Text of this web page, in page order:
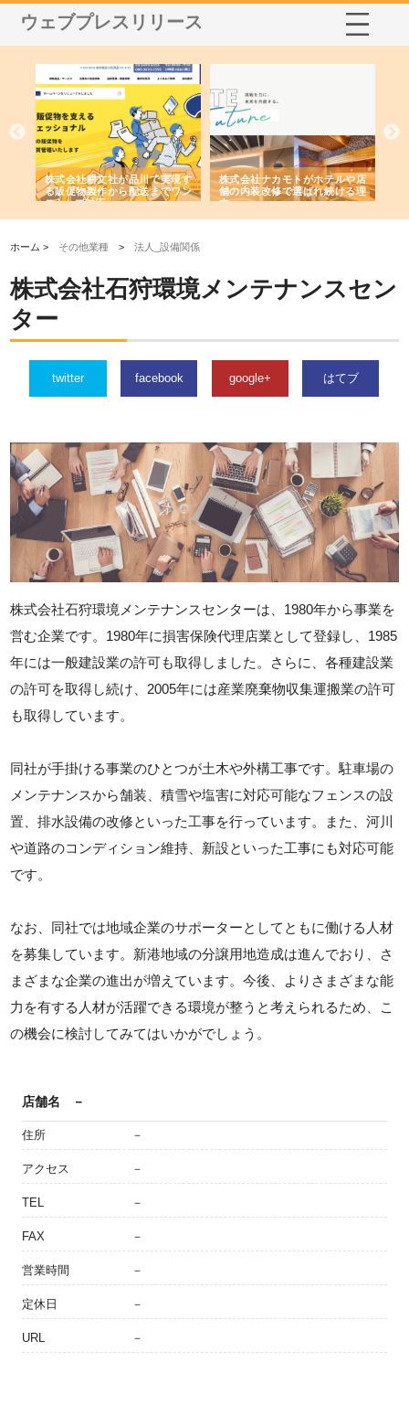
ウェブプレスリリース
株式会社耕文社が品川で実現す
る販促物製作から配送までワン
ストップ対応
株式会社ナカモトがホテルや店
舗の内装改修で選ばれ続ける理
由
ホーム > その他業種 >法人_設備関係
株式会社石狩環境メンテナンスセン
ター
twitter facebook google+ はてブ
株式会社石狩環境メンテナンスセンターは、1980年から事業を
営む企業です。1980年に損害保険代理店業として登録し、1985
年には一般建設業の許可も取得しました。さらに、各種建設業
の許可を取得し続け、2005年には産業廃棄物収集運搬業の許可
も取得しています。
同社が手掛ける事業のひとつが土木や外構工事です。駐車場の
メンテナンスから舗装、積雪や塩害に対応可能なフェンスの設
置、排水設備の改修といった工事を行っています。また、河川
や道路のコンディション維持、新設といった工事にも対応可能
です。
なお、同社では地域企業のサポーターとしてともに働ける人材
を募集しています。新港地域の分譲用地造成は進んでおり、さ
まざまな企業の進出が増えています。今後、よりさまざまな能
力を有する人材が活躍できる環境が整うと考えられるため、こ
の機会に検討してみてはいかがでしょう。
店舗名 －
住所 －
アクセス －
TEL －
FAX －
営業時間 －
定休日 －
URL －